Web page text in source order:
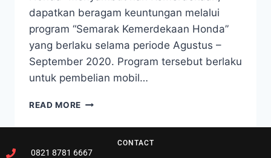
dapatkan beragam keuntungan melalui
program “Semarak Kemerdekaan Honda”
yang berlaku selama periode Agustus –
September 2020. Program tersebut berlaku
untuk pembelian mobil…
READ MORE
CONTACT
0821 8781 6667